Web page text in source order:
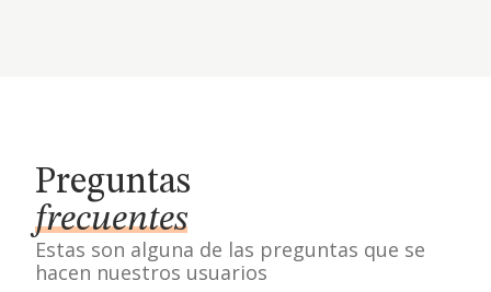
Preguntas
frecuentes
Estas son alguna de las preguntas que se
hacen nuestros usuarios